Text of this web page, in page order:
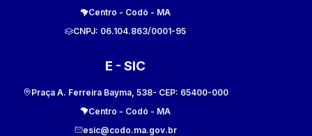
Centro - Codó - MA
CNPJ: 06.104.863/0001-95
E - SIC
Praça A. Ferreira Bayma, 538- CEP: 65400-000
Centro - Codó - MA
esic@codo.ma.gov.br